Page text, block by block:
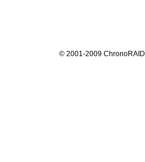
© 2001-2009 ChronoRAID